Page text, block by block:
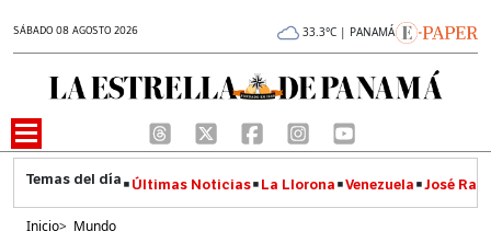
SÁBADO 08 AGOSTO 2026 33.3°C | PANAMÁ
Últimas Noticias La Llorona Venezuela José
Inicio> Mundo